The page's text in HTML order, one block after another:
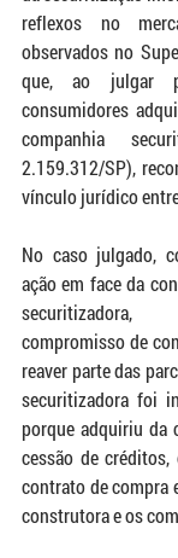
reflexos no
observados no
que, ao julgar
consumidores
companhia
2.159.312/SP),
vínculo jurídico
No caso julgado,
ação em face da
securitizadora,
compromisso de
reaver parte das
securitizadora foi
porque adquiriu da
cessão de
contrato de compra
construtora e os